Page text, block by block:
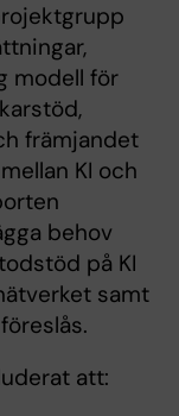
modell för
främjandet
KI och
behov
på KI
samt
att: